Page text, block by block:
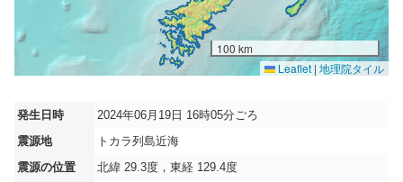
100 km
Leaflet | 地理院タイル
発生日時
2024年06月19日 16時05分ごろ
震源地
トカラ列島近海
震源の位置
北緯 29.3度，東経 129.4度